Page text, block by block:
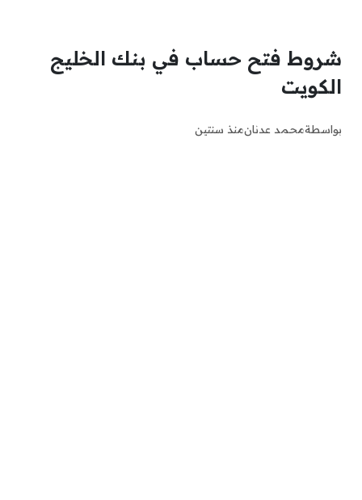
شروط فتح حساب في بنك الخليج
الكويت
بواسطةمحمد عدنانمنذ سنتين